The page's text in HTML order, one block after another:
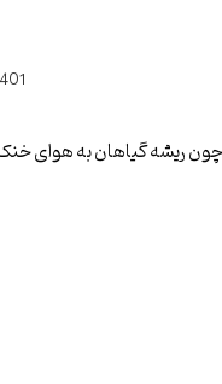
ریشه گیاهان به هوای خنک